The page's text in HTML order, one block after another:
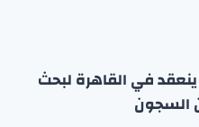
ينعقد في القاهرة لبحث
السجون